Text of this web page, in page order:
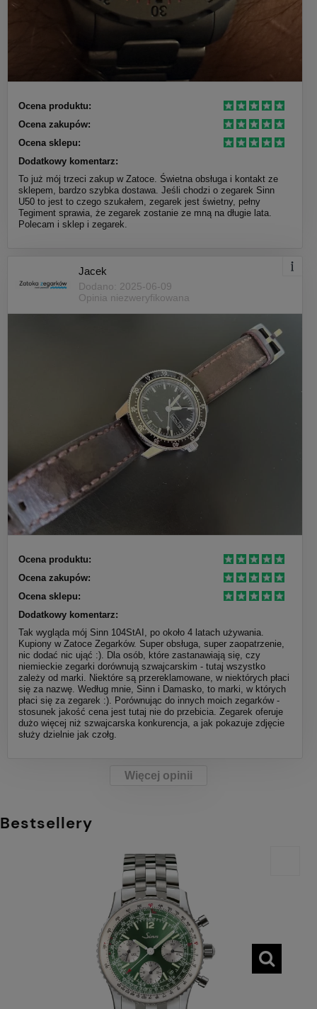
Ocena produktu:
Ocena zakupów:
Ocena sklepu:
Dodatkowy komentarz:
To już mój trzeci zakup w Zatoce. Świetna obsługa i kontakt ze
sklepem, bardzo szybka dostawa. Jeśli chodzi o zegarek Sinn
U50 to jest to czego szukałem, zegarek jest świetny, pełny
Tegiment sprawia, że zegarek zostanie ze mną na długie lata.
Polecam i sklep i zegarek.
Jacek
Dodano: 2025-06-09
Opinia niezweryfikowana
Ocena produktu:
Ocena zakupów:
Ocena sklepu:
Dodatkowy komentarz:
Tak wygląda mój Sinn 104StAI, po około 4 latach używania.
Kupiony w Zatoce Zegarków. Super obsługa, super zaopatrzenie,
nic dodać nic ująć :). Dla osób, które zastanawiają się, czy
niemieckie zegarki dorównują szwajcarskim - tutaj wszystko
zależy od marki. Niektóre są przereklamowane, w niektórych płaci
się za nazwę. Według mnie, Sinn i Damasko, to marki, w których
płaci się za zegarek :). Porównując do innych moich zegarków -
stosunek jakość cena jest tutaj nie do przebicia. Zegarek oferuje
dużo więcej niż szwajcarska konkurencja, a jak pokazuje zdjęcie
służy dzielnie jak czołg.
Więcej opinii
Bestsellery